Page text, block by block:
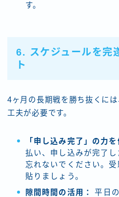
す。
6. スケジュールを完
ト
4ヶ月の長期戦を勝ち抜くに
工夫が必要です。
「申し込み完了」の力を
払い、申し込みが完了
忘れないでください。
貼りましょう。
隙間時間の活用：
平日